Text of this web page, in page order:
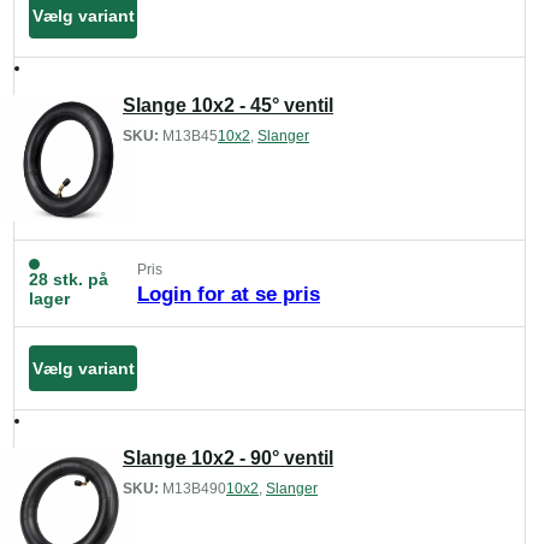
Vælg variant
Slange 10x2 - 45° ventil
SKU: M13B4510x2, Slanger
28 stk. på
lager
Pris
Login for at se pris
Vælg variant
Slange 10x2 - 90° ventil
SKU: M13B49010x2, Slanger